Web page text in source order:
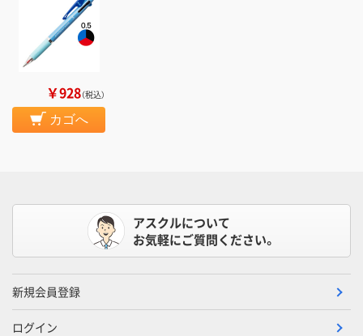
￥928（税込）
カゴへ
アスクルについて
お気軽にご質問ください。
新規会員登録
ログイン